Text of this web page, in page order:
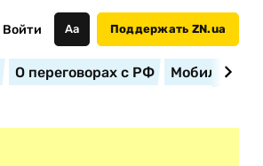
Войти Аа Поддержать ZN.ua
О переговорах с РФ